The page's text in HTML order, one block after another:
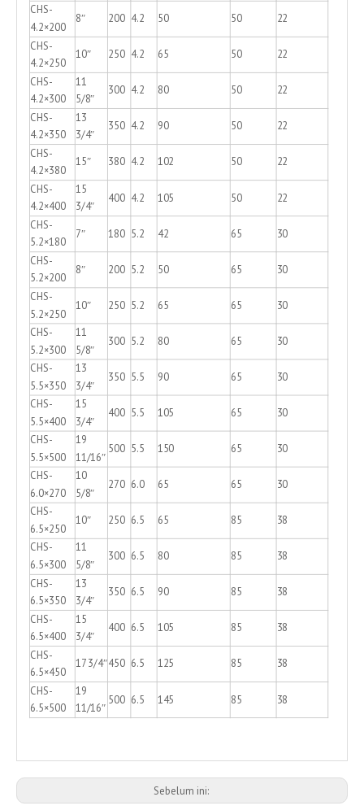
CHS-
4.2×200
8″ 200 4.2 50 50 22
CHS-
4.2×250
10″ 250 4.2 65 50 22
CHS-
4.2×300
11
5/8″
300 4.2 80 50 22
CHS-
4.2×350
13
3/4″
350 4.2 90 50 22
CHS-
4.2×380
15″ 380 4.2 102 50 22
CHS-
4.2×400
15
3/4″
400 4.2 105 50 22
CHS-
5.2×180
7″ 180 5.2 42 65 30
CHS-
5.2×200
8″ 200 5.2 50 65 30
CHS-
5.2×250
10″ 250 5.2 65 65 30
CHS-
5.2×300
11
5/8″
300 5.2 80 65 30
CHS-
5.5×350
13
3/4″
350 5.5 90 65 30
CHS-
5.5×400
15
3/4″
400 5.5 105 65 30
CHS-
5.5×500
19
11/16″
500 5.5 150 65
30
CHS-
6.0×270
10
5/8″
270 6.0 65 65
30
CHS-
6.5×250
10″ 250 6.5 65 85 38
CHS-
6.5×300
11
5/8″
300 6.5 80 85 38
CHS-
6.5×350
13
3/4″
350 6.5 90 85 38
CHS-
6.5×400
15
3/4″
400 6.5 105 85 38
CHS-
6.5×450
17 3/4″450 6.5 125 85
38
CHS-
6.5×500
19
11/16″
500 6.5 145 85 38
Sebelum ini: